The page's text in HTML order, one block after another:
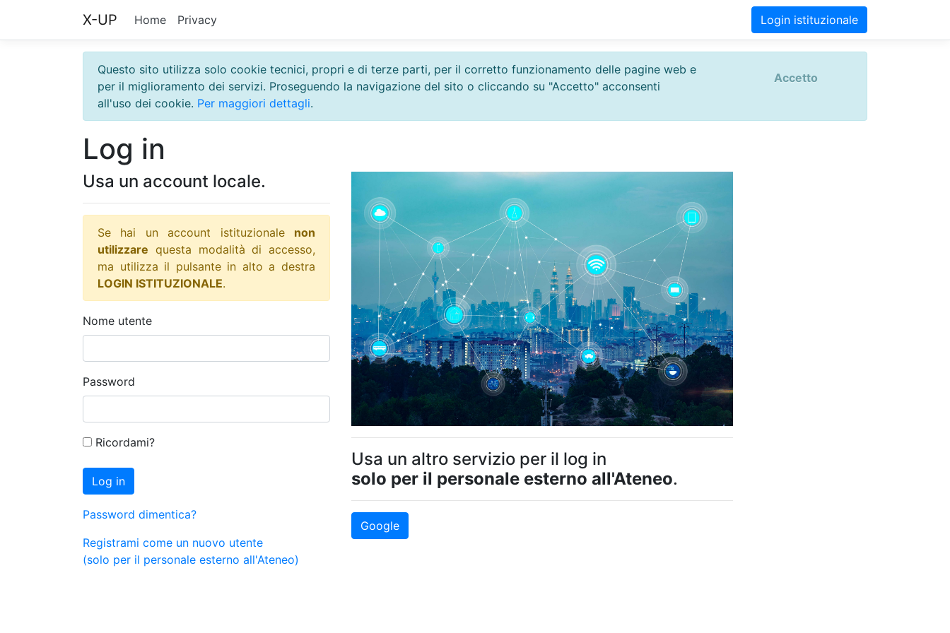
X-UP Login istituzionale
Home Privacy
Questo sito utilizza solo cookie tecnici, propri e di terze parti, per il corretto funzionamento delle pagine web e
per il miglioramento dei servizi. Proseguendo la navigazione del sito o cliccando su "Accetto" acconsenti
all'uso dei cookie. Per maggiori dettagli.
Accetto
Log in
Usa un account locale.
Se hai un account istituzionale non
utilizzare questa modalità di accesso,
ma utilizza il pulsante in alto a destra
LOGIN ISTITUZIONALE.
Nome utente
Password
Ricordami?
Log in
Password dimentica?
Registrami come un nuovo utente
(solo per il personale esterno all'Ateneo)
Usa un altro servizio per il log in
solo per il personale esterno all'Ateneo.
Google